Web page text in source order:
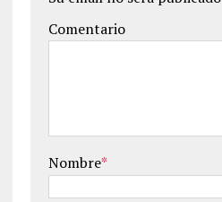
Comentario
Nombre*